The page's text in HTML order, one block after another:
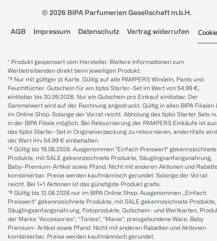
© 2026 BIPA Parfumerien Gesellschaft m.b.H.
AGB Impressum Datenschutz Vertrag widerrufen
* Produkt gesponsert vom Hersteller. Weitere Informationen zum
Werbetreibenden direkt beim jeweiligen Produkt.
*³ Nur mit gültiger jö Karte. Gültig auf alle PAMPERS Windeln, Pants und
Feuchttücher. Gutschein für ein tiptoi Starter-Set im Wert von 54.99 €,
einlösbar bis 30.09.2026. Nur ein Gutschein pro Einkauf einlösbar. Der
Sammelwert wird auf der Rechnung angedruckt. Gültig in allen BIPA Filialen
im Online Shop. Solange der Vorrat reicht. Abholung des tiptoi Starter Sets
in der BIPA Filiale möglich. Bei Retournierung der PAMPERS Einkäufe ist
das tiptoi Starter-Set in Originalverpackung zu retournieren, andernfalls wird
der Wert iHv 54.99 € einbehalten.
*⁴ Gültig bis 19.08.2026. Ausgenommen "Einfach Preiswert" gekennzeichnete
Produkte, mit SALE gekennzeichnete Produkte, Säuglingsanfangsnahrung,
Baby-Premium-Artikel sowie Pfand. Nicht mit anderen Aktionen und
kombinierbar. Preise werden kaufmännisch gerundet. Solange der Vorrat
reicht. Bei 1+1 Aktionen ist das günstigste Produkt gratis.
*⁸ Gültig bis 12.08.2026 nur im BIPA Online Shop. Ausgenommen „Einfach
Preiswert“ gekennzeichnete Produkte, mit SALE gekennzeichnete Produkte,
Säuglingsanfangsnahrung, Fotoprodukte, Gutschein- und Wertkarten,
der Marke “Accessories“, “Tonies“, “Mavie“, preisgebundene Ware, Baby
Premium- Artikel sowie Pfand. Nicht mit anderen Rabatten und Aktionen
kombinierbar. Preise werden kaufmännisch gerundet.